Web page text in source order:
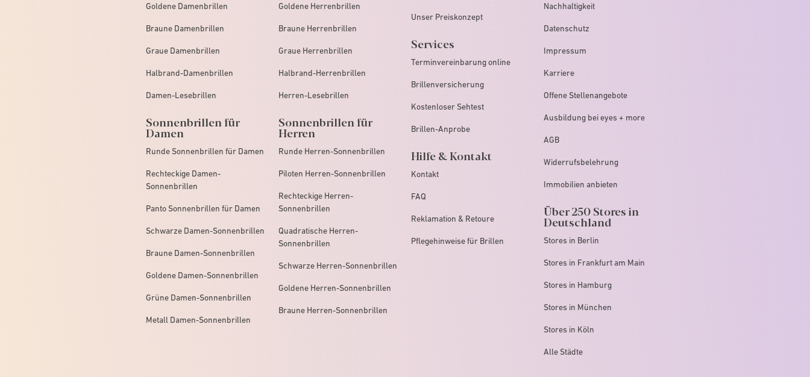
Goldene Damenbrillen
Braune Damenbrillen
Graue Damenbrillen
Halbrand-Damenbrillen
Damen-Lesebrillen
Sonnenbrillen für
Damen
Runde Sonnenbrillen für Damen
Rechteckige Damen-
Sonnenbrillen
Panto Sonnenbrillen für Damen
Schwarze Damen-Sonnenbrillen
Braune Damen-Sonnenbrillen
Goldene Damen-Sonnenbrillen
Grüne Damen-Sonnenbrillen
Metall Damen-Sonnenbrillen
Goldene Herrenbrillen
Braune Herrenbrillen
Graue Herrenbrillen
Halbrand-Herrenbrillen
Herren-Lesebrillen
Sonnenbrillen für
Herren
Runde Herren-Sonnenbrillen
Piloten Herren-Sonnenbrillen
Rechteckige Herren-
Sonnenbrillen
Quadratische Herren-
Sonnenbrillen
Schwarze Herren-Sonnenbrillen
Goldene Herren-Sonnenbrillen
Braune Herren-Sonnenbrillen
Unser Preiskonzept
Services
Terminvereinbarung online
Brillenversicherung
Kostenloser Sehtest
Brillen-Anprobe
Hilfe & Kontakt
Kontakt
FAQ
Reklamation & Retoure
Pflegehinweise für Brillen
Nachhaltigkeit
Datenschutz
Impressum
Karriere
Offene Stellenangebote
Ausbildung bei eyes + more
AGB
Widerrufsbelehrung
Immobilien anbieten
Über 250 Stores in
Deutschland
Stores in Berlin
Stores in Frankfurt am Main
Stores in Hamburg
Stores in München
Stores in Köln
Alle Städte